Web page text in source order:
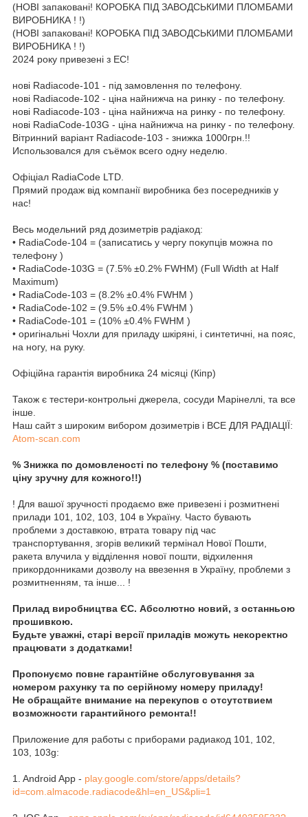
(НОВІ запаковані! КОРОБКА ПІД ЗАВОДСЬКИМИ ПЛОМБАМИ
ВИРОБНИКА ! !)
(НОВІ запаковані! КОРОБКА ПІД ЗАВОДСЬКИМИ ПЛОМБАМИ
ВИРОБНИКА ! !)
2024 року привезені з ЕС!
нові Radiacode-101 - під замовлення по телефону.
нові Radiacode-102 - ціна найнижча на ринку - по телефону.
нові Radiacode-103 - ціна найнижча на ринку - по телефону.
нові RadiaCode-103G - ціна найнижча на ринку - по телефону.
Вітринний варіант Radiacode-103 - знижка 1000грн.!!
Использовался для съёмок всего одну неделю.
Офіціал RadiaCode LTD.
Прямий продаж від компанії виробника без посередників у
нас!
Весь модельний ряд дозиметрів радіакод:
• RadiaCode-104 = (записатись у чергу покупців можна по
телефону )
• RadiaCode-103G = (7.5% ±0.2% FWHM) (Full Width at Half
Maximum)
• RadiaCode-103 = (8.2% ±0.4% FWHM )
• RadiaCode-102 = (9.5% ±0.4% FWHM )
• RadiaCode-101 = (10% ±0.4% FWHM )
• оригінальні Чохли для приладу шкіряні, і синтетичні, на пояс,
на ногу, на руку.
Офіційна гарантія виробника 24 місяці (Кіпр)
Також є тестери-контрольні джерела, сосуди Марінеллі, та все
інше.
Наш сайт з широким вибором дозиметрів і ВСЕ ДЛЯ РАДІАЦІЇ:
Atom-scan.com
% Знижка по домовленості по телефону % (поставимо
ціну зручну для кожного!!)
! Для вашої зручності продаємо вже привезені і розмитнені
прилади 101, 102, 103, 104 в Україну. Часто бувають
проблеми з доставкою, втрата товару під час
транспортування, згорів великий термінал Нової Пошти,
ракета влучила у відділення нової пошти, відхилення
прикордонниками дозволу на ввезення в Україну, проблеми з
розмитненням, та інше... !
Прилад виробництва ЄС. Абсолютно новий, з останньою
прошивкою.
Будьте уважні, старі версії приладів можуть некоректно
працювати з додатками!
Пропонуємо повне гарантійне обслуговування за
номером рахунку та по серійному номеру приладу!
Не обращайте внимание на перекупов с отсутствием
возможности гарантийного ремонта!!
Приложение для работы с приборами радиакод 101, 102,
103, 103g:
1. Android App - play.google.com/store/apps/details?
id=com.almacode.radiacode&hl=en_US&pli=1